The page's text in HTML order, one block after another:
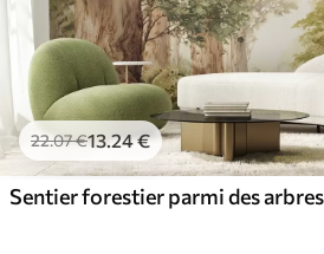
22.07€13.24€